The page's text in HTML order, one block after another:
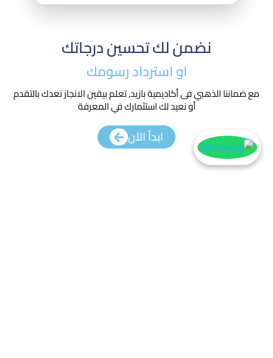
نضمن لك تحسين درجاتك
او استرداد رسومك​
مع ضماننا الذهبي فى أكاديمية بازيد, تعلم بيقين الانجاز نعدك بالتقدم
أو نعيد لك استثمارك في المعرفة
ابدأ الآن